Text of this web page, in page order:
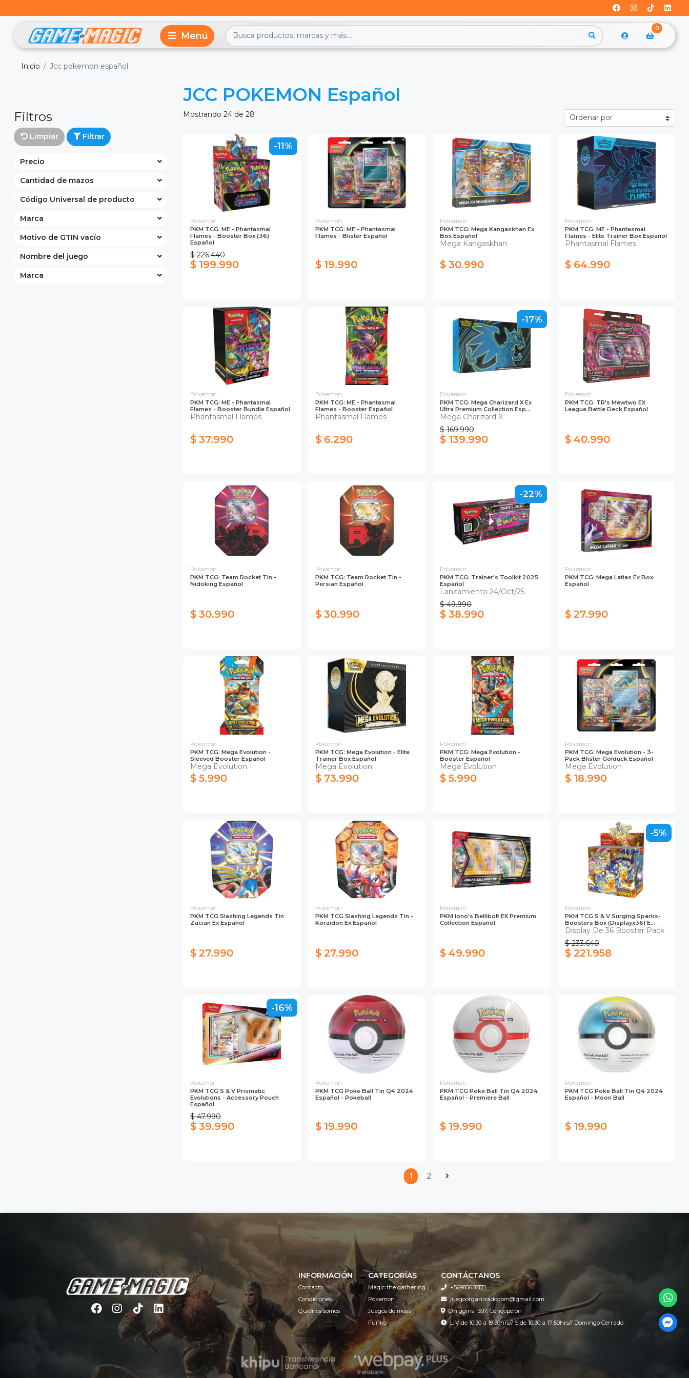
0
Inicio Jcc pokemon español
JCC POKEMON Español
Filtros
Limpiar Filtrar
Precio
Cantidad de mazos
Código Universal de producto
Marca
Motivo de GTIN vacío
Nombre del juego
Marca
Mostrando 24 de 28
-11%
Pokemon
PKM TCG: ME - Phantasmal
Flames - Booster Box (36)
Español
$ 226.440
$ 199.990
Pokemon
PKM TCG: ME - Phantasmal
Flames - Blister Español
$ 19.990
Pokemon
PKM TCG: Mega Kangaskhan Ex
Box Español
Mega Kangaskhan
$ 30.990
Pokemon
PKM TCG: ME - Phantasmal
Flames - Elite Trainer Box Español
Phantasmal Flames
$ 64.990
Pokemon
PKM TCG: ME - Phantasmal
Flames - Booster Bundle Español
Phantasmal Flames
$ 37.990
Pokemon
PKM TCG: ME - Phantasmal
Flames - Booster Español
Phantasmal Flames
$ 6.290
-17%
Pokemon
PKM TCG: Mega Charizard X Ex
Ultra Premium Collection Esp...
Mega Charizard X
$ 169.990
$ 139.990
Pokemon
PKM TCG: TR's Mewtwo EX
League Battle Deck Español
$ 40.990
Pokemon
PKM TCG: Team Rocket Tin -
Nidoking Español
$ 30.990
Pokemon
PKM TCG: Team Rocket Tin -
Persian Español
$ 30.990
-22%
Pokemon
PKM TCG: Trainer's Toolkit 2025
Español
Lanzamiento 24/Oct/25
$ 49.990
$ 38.990
Pokemon
PKM TCG: Mega Latias Ex Box
Español
$ 27.990
Pokemon
PKM TCG: Mega Evolution -
Sleeved Booster Español
Mega Evolution
$ 5.990
Pokemon
PKM TCG: Mega Evolution - Elite
Trainer Box Español
Mega Evolution
$ 73.990
Pokemon
PKM TCG: Mega Evolution -
Booster Español
Mega Evolution
$ 5.990
Pokemon
PKM TCG: Mega Evolution - 3-
Pack Blister Golduck Español
Mega Evolution
$ 18.990
Pokemon
PKM TCG Slashing Legends Tin
Zacian Ex Español
$ 27.990
Pokemon
PKM TCG Slashing Legends Tin -
Koraidon Ex Español
$ 27.990
Pokemon
PKM Iono's Bellibolt EX Premium
Collection Español
$ 49.990
-5%
Pokemon
PKM TCG S & V Surging Sparks-
Boosters Box (Displayx36) E...
Display De 36 Booster Pack
$ 233.640
$ 221.958
-16%
Pokemon
PKM TCG S & V Prismatic
Evolutions - Accessory Pouch
Español
$ 47.990
$ 39.990
Pokemon
PKM TCG Poke Ball Tin Q4 2024
Español - Pokeball
$ 19.990
Pokemon
PKM TCG Poke Ball Tin Q4 2024
Español - Premiere Ball
$ 19.990
Pokemon
PKM TCG Poke Ball Tin Q4 2024
Español - Moon Ball
$ 19.990
1 2
INFORMACIÓN
Contacto
Condiciones
Quiénes somos
CATEGORÍAS
Magic the gathering
Pokemon
Juegos de mesa
Funko
CONTÁCTANOS
+56985658171
juegoorganizadogom@gmail.com
Ohiggins 1397, Concepción
L-V de 10:30 a 19:50hrs// S de 10:30 a 17:50hrs// Domingo Cerrado